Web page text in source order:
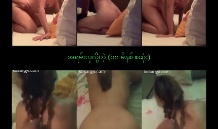
အရမ်းလှလို့တဲ့ (၁၈ မိနစ် စဆုံး)